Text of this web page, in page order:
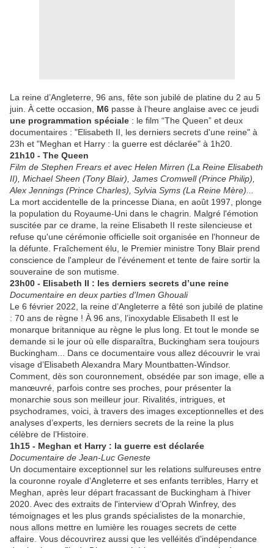
La reine d’Angleterre, 96 ans, fête son jubilé de platine du 2 au 5
juin. À cette occasion, M6 passe à l’heure anglaise avec ce jeudi
une programmation spéciale : le film “The Queen” et deux
documentaires : "Elisabeth II, les derniers secrets d'une reine" à
23h et "Meghan et Harry : la guerre est déclarée" à 1h20.
21h10 - The Queen
Film de Stephen Frears et avec Helen Mirren (La Reine Elisabeth
II), Michael Sheen (Tony Blair), James Cromwell (Prince Philip),
Alex Jennings (Prince Charles), Sylvia Syms (La Reine Mère)...
La mort accidentelle de la princesse Diana, en août 1997, plonge
la population du Royaume-Uni dans le chagrin. Malgré l'émotion
suscitée par ce drame, la reine Elisabeth II reste silencieuse et
refuse qu'une cérémonie officielle soit organisée en l'honneur de
la défunte. Fraîchement élu, le Premier ministre Tony Blair prend
conscience de l'ampleur de l'événement et tente de faire sortir la
souveraine de son mutisme.
23h00 - Elisabeth II : les derniers secrets d’une reine
Documentaire en deux parties d'Imen Ghouali
Le 6 février 2022, la reine d’Angleterre a fêté son jubilé de platine
: 70 ans de règne ! À 96 ans, l’inoxydable Elisabeth II est le
monarque britannique au règne le plus long. Et tout le monde se
demande si le jour où elle disparaîtra, Buckingham sera toujours
Buckingham... Dans ce documentaire vous allez découvrir le vrai
visage d’Elisabeth Alexandra Mary Mountbatten-Windsor.
Comment, dès son couronnement, obsédée par son image, elle a
manœuvré, parfois contre ses proches, pour présenter la
monarchie sous son meilleur jour. Rivalités, intrigues, et
psychodrames, voici, à travers des images exceptionnelles et des
analyses d’experts, les derniers secrets de la reine la plus
célèbre de l’Histoire.
1h15 - Meghan et Harry : la guerre est déclarée
Documentaire de Jean-Luc Geneste
Un documentaire exceptionnel sur les relations sulfureuses entre
la couronne royale d'Angleterre et ses enfants terribles, Harry et
Meghan, après leur départ fracassant de Buckingham à l'hiver
2020. Avec des extraits de l'interview d’Oprah Winfrey, des
témoignages et les plus grands spécialistes de la monarchie,
nous allons mettre en lumière les rouages secrets de cette
affaire. Vous découvrirez aussi que les velléités d'indépendance